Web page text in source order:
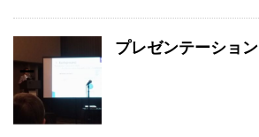
プレゼンテーション